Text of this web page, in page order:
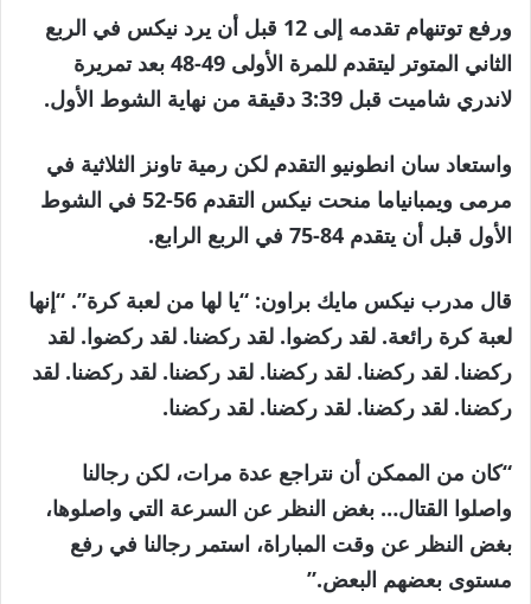
ورفع توتنهام تقدمه إلى 12 قبل أن يرد نيكس في الربع
الثاني المتوتر ليتقدم للمرة الأولى 49-48 بعد تمريرة
لاندري شاميت قبل 3:39 دقيقة من نهاية الشوط الأول.
واستعاد سان انطونيو التقدم لكن رمية تاونز الثلاثية في
مرمى ويمبانياما منحت نيكس التقدم 56-52 في الشوط
الأول قبل أن يتقدم 84-75 في الربع الرابع.
قال مدرب نيكس مايك براون: “يا لها من لعبة كرة”. “إنها
لعبة كرة رائعة. لقد ركضوا. لقد ركضنا. لقد ركضوا. لقد
ركضنا. لقد ركضنا. لقد ركضنا. لقد ركضنا. لقد ركضنا. لقد
ركضنا. لقد ركضنا. لقد ركضنا. لقد ركضنا.
“كان من الممكن أن نتراجع عدة مرات، لكن رجالنا
واصلوا القتال… بغض النظر عن السرعة التي واصلوها،
بغض النظر عن وقت المباراة، استمر رجالنا في رفع
مستوى بعضهم البعض.”